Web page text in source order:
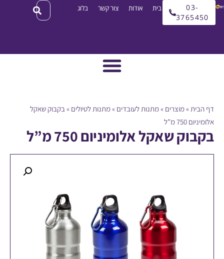
עמוד בית אודות צור קשר בלוג
»מוצרים»מתנות לעובדים»מתנות לטיולים»בקבוק שאקל
מ”ל
שאקל אלומיניום 750 מ”ל